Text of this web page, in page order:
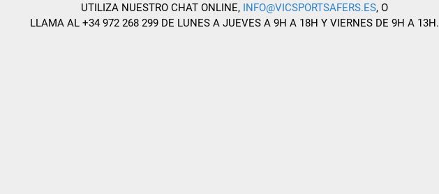
UTILIZA NUESTRO CHAT ONLINE, INFO@VICSPORTSAFERS.ES, O
LLAMA AL +34 972 268 299 DE LUNES A JUEVES A 9H A 18H Y VIERNES DE 9H A 13H.